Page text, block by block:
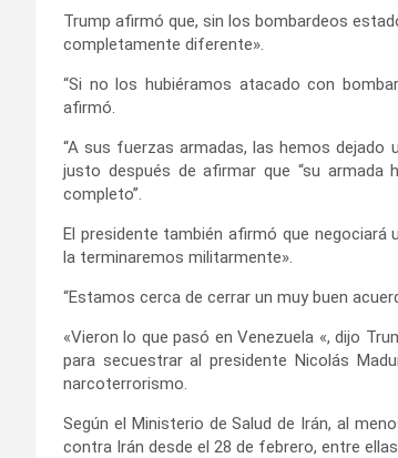
Trump afirmó que, sin los bombardeos
completamente diferente».
“Si no los hubiéramos atacado con
afirmó.
“A sus fuerzas armadas, las hemos dejado
justo después de afirmar que “su armada
completo”.
El presidente también afirmó que negociará
la terminaremos militarmente».
“Estamos cerca de cerrar un muy buen
«Vieron lo que pasó en Venezuela «, dijo
para secuestrar al presidente Nicolás
narcoterrorismo.
Según el Ministerio de Salud de Irán, al
contra Irán desde el 28 de febrero, entre